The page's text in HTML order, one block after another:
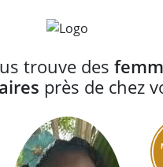
trouve des
près de chez